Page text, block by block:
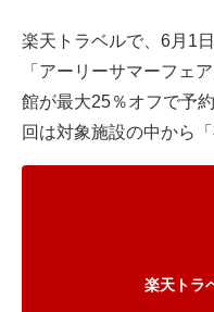
楽天トラベルで、6月1
「アーリーサマーフェ
館が最大25％オフで予
回は対象施設の中から
楽天トラ